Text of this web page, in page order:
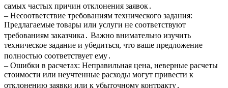
самых частых причин отклонения заявок․
– Несоответствие требованиям технического задания:
Предлагаемые товары или услуги не соответствуют
требованиям заказчика․ Важно внимательно изучить
техническое задание и убедиться, что ваше предложение
полностью соответствует ему․
– Ошибки в расчетах: Неправильная цена, неверные расчеты
стоимости или неучтенные расходы могут привести к
отклонению заявки или к убыточному контракту․